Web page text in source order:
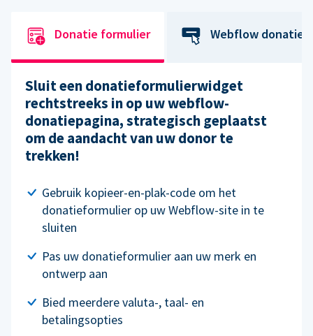
Donatie formulier Webflow
Sluit een donatieformulierwidget
rechtstreeks in op uw webflow-
donatiepagina, strategisch geplaatst
om de aandacht van uw donor te
trekken!
Gebruik kopieer-en-plak-code om het
donatieformulier op uw Webflow-site in te
sluiten
Pas uw donatieformulier aan uw merk en
ontwerp aan
Bied meerdere valuta-, taal- en
betalingsopties